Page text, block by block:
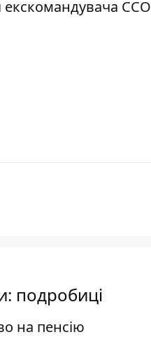
подробиці
на пенсію